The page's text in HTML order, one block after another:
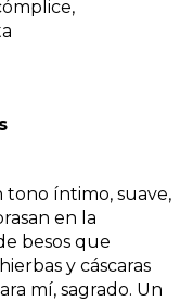
íntimo, suave,
en la
besos que
y cáscaras
mí, sagrado. Un